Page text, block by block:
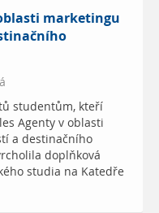
marketingu
studentům, kteří
Agenty v oblasti
a destinačního
doplňková
studia na Katedře